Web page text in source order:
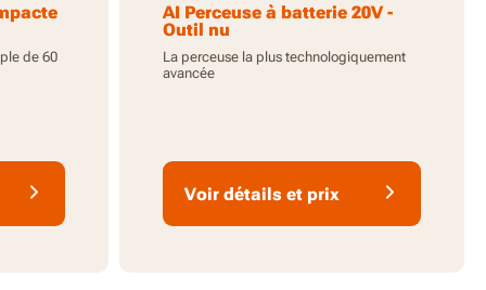
de 60
AI Perceuse à batterie 20V -
Outil nu
La perceuse la plus technologiquement
avancée
Voir détails et prix